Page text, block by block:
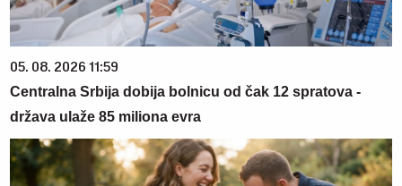
05. 08. 2026 11:59
Centralna Srbija dobija bolnicu od čak 12 spratova -
država ulaže 85 miliona evra